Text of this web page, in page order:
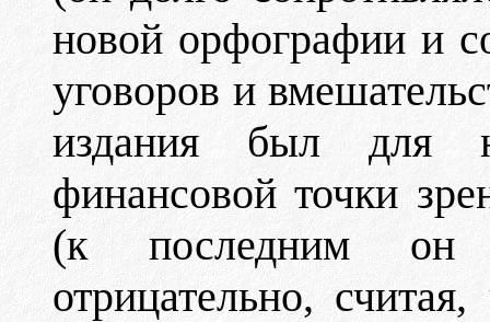
новой орфографии и
уговоров и
издания был для
финансовой точки
(к последним он
отрицательно,